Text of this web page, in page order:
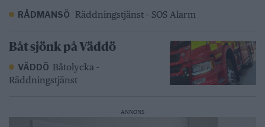
RÅDMANSÖ Räddningstjänst - SOS Alarm
Båt sjönk på Väddö
VÄDDÖ Båtolycka -
Räddningstjänst
ANNONS